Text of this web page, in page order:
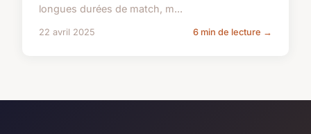
longues durées de match, m...
22 avril 2025 6 min de lecture →